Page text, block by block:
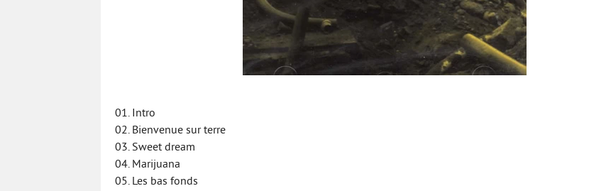
01. Intro
02. Bienvenue sur terre
03. Sweet dream
04. Marijuana
05. Les bas fonds